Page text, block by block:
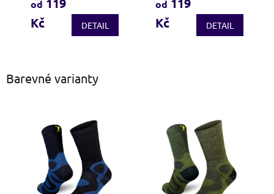
je
3,7
od 119
Kč
DETAIL
je
4,2
od 119
Kč
DETAIL
Barevné varianty